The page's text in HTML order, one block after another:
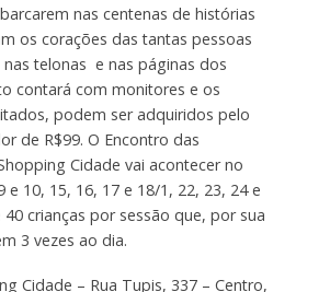
nas centenas de histórias
os corações das tantas pessoas
telonas e nas páginas dos
contará com monitores e os
podem ser adquiridos pelo
de R$99. O Encontro das
Cidade vai acontecer no
e 10, 15, 16, 17 e 18/1, 22, 23, 24 e
crianças por sessão que, por sua
3 vezes ao dia.
Cidade – Rua Tupis, 337 – Centro,